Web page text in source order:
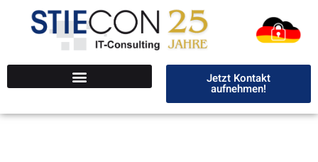
Jetzt Kontakt
aufnehmen!